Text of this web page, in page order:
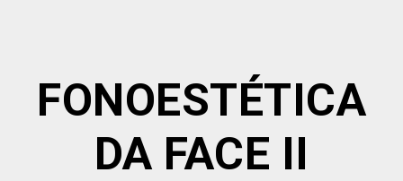
FONOESTÉTICA
DA FACE II